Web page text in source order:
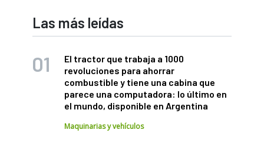
Las más leídas
El tractor que trabaja a 1000
revoluciones para ahorrar
combustible y tiene una cabina que
parece una computadora: lo último en
el mundo, disponible en Argentina
Maquinarias y vehículos